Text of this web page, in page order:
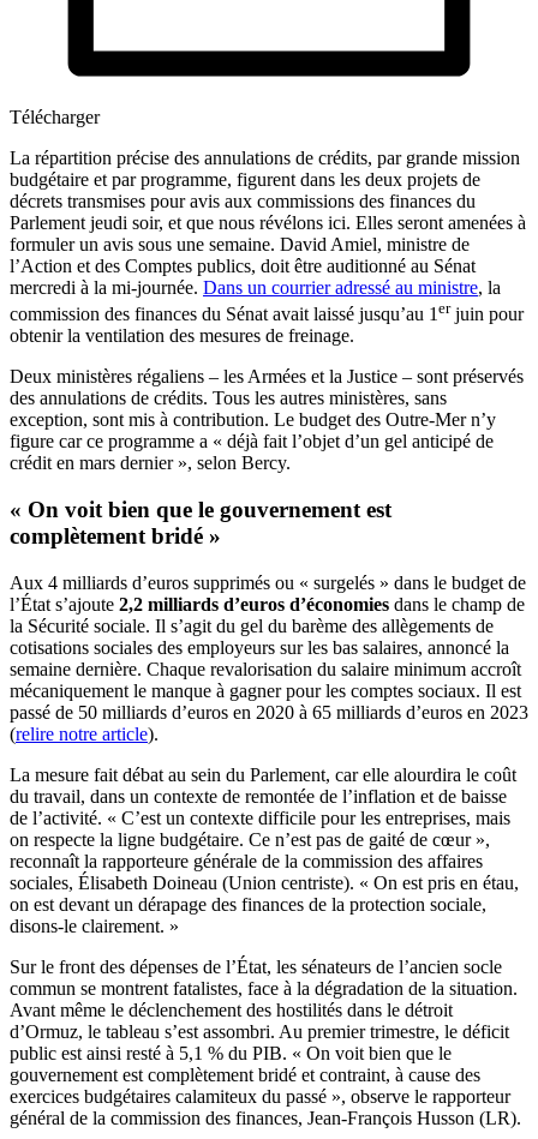
Télécharger
La répartition précise des annulations de crédits, par grande mission
budgétaire et par programme, figurent dans les deux projets de
décrets transmises pour avis aux commissions des finances du
Parlement jeudi soir, et que nous révélons ici. Elles seront amenées à
formuler un avis sous une semaine. David Amiel, ministre de
l’Action et des Comptes publics, doit être auditionné au Sénat
mercredi à la mi-journée. Dans un courrier adressé au ministre, la
commission des finances du Sénat avait laissé jusqu’au 1 erjuin pour
obtenir la ventilation des mesures de freinage.
Deux ministères régaliens – les Armées et la Justice – sont préservés
des annulations de crédits. Tous les autres ministères, sans
exception, sont mis à contribution. Le budget des Outre-Mer n’y
figure car ce programme a « déjà fait l’objet d’un gel anticipé de
crédit en mars dernier », selon Bercy.
« On voit bien que le gouvernement est
complètement bridé »
Aux 4 milliards d’euros supprimés ou « surgelés » dans le budget de
l’État s’ajoute 2,2 milliards d’euros d’économies dans le champ de
la Sécurité sociale. Il s’agit du gel du barème des allègements de
cotisations sociales des employeurs sur les bas salaires, annoncé la
semaine dernière. Chaque revalorisation du salaire minimum accroît
mécaniquement le manque à gagner pour les comptes sociaux. Il est
passé de 50 milliards d’euros en 2020 à 65 milliards d’euros en 2023
(relire notre article).
La mesure fait débat au sein du Parlement, car elle alourdira le coût
du travail, dans un contexte de remontée de l’inflation et de baisse
de l’activité. « C’est un contexte difficile pour les entreprises, mais
on respecte la ligne budgétaire. Ce n’est pas de gaité de cœur »,
reconnaît la rapporteure générale de la commission des affaires
sociales, Élisabeth Doineau (Union centriste). « On est pris en étau,
on est devant un dérapage des finances de la protection sociale,
disons-le clairement. »
Sur le front des dépenses de l’État, les sénateurs de l’ancien socle
commun se montrent fatalistes, face à la dégradation de la situation.
Avant même le déclenchement des hostilités dans le détroit
d’Ormuz, le tableau s’est assombri. Au premier trimestre, le déficit
public est ainsi resté à 5,1 % du PIB. « On voit bien que le
gouvernement est complètement bridé et contraint, à cause des
exercices budgétaires calamiteux du passé », observe le rapporteur
général de la commission des finances, Jean-François Husson (LR).